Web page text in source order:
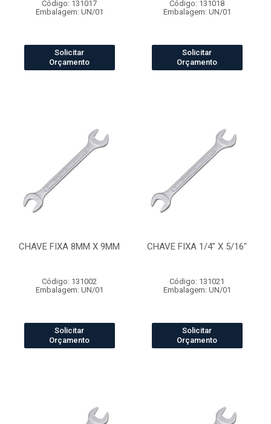
Código: 131017
Embalagem: UN/01
Solicitar
Orçamento
Código: 131018
Embalagem: UN/01
Solicitar
Orçamento
CHAVE FIXA 8MM X 9MM
Código: 131002
Embalagem: UN/01
Solicitar
Orçamento
CHAVE FIXA 1/4" X 5/16"
Código: 131021
Embalagem: UN/01
Solicitar
Orçamento